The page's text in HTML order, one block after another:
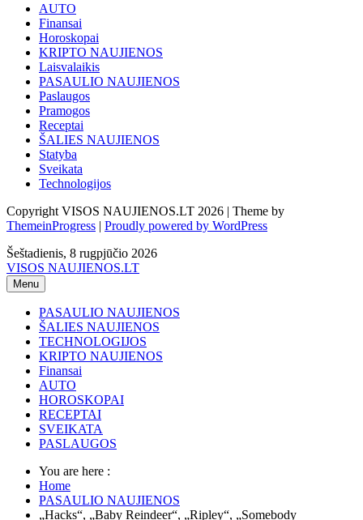
AUTO
Finansai
Horoskopai
KRIPTO NAUJIENOS
Laisvalaikis
PASAULIO NAUJIENOS
Paslaugos
Pramogos
Receptai
ŠALIES NAUJIENOS
Statyba
Sveikata
Technologijos
Copyright VISOS NAUJIENOS.LT 2026 | Theme by
ThemeinProgress | Proudly powered by WordPress
Šeštadienis, 8 rugpjūčio 2026
VISOS NAUJIENOS.LT
Menu
PASAULIO NAUJIENOS
ŠALIES NAUJIENOS
TECHNOLOGIJOS
KRIPTO NAUJIENOS
Finansai
AUTO
HOROSKOPAI
RECEPTAI
SVEIKATA
PASLAUGOS
You are here :
Home
PASAULIO NAUJIENOS
„Hacks“, „Baby Reindeer“, „Ripley“, „Somebody